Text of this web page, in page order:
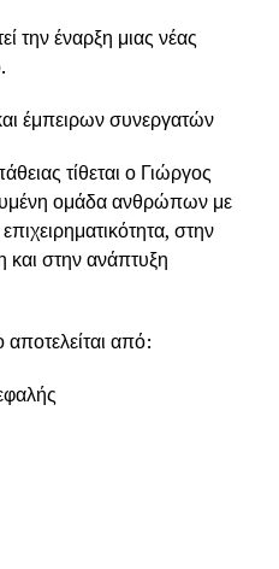
την έναρξη μιας νέας
έμπειρων συνεργατών
τίθεται ο Γιώργος
ομάδα ανθρώπων με
στην
στην ανάπτυξη
αποτελείται από: